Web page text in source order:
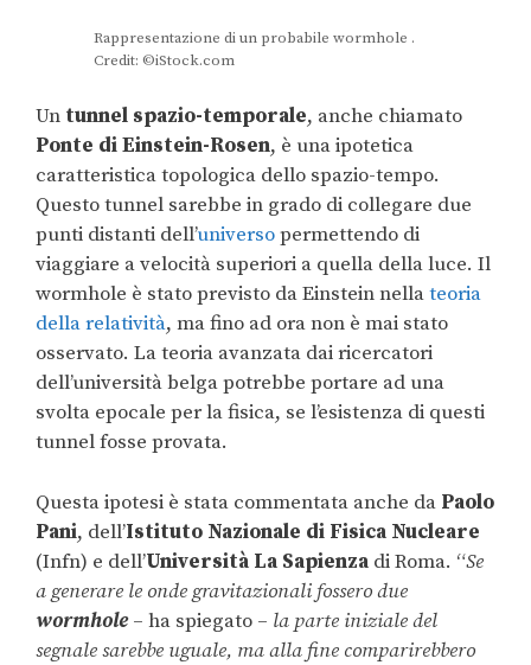
Rappresentazione di un probabile wormhole .
Credit: ©iStock.com
Un tunnel spazio-temporale, anche chiamato
Ponte di Einstein-Rosen, è una ipotetica
caratteristica topologica dello spazio-tempo.
Questo tunnel sarebbe in grado di collegare due
punti distanti dell’universopermettendo di
viaggiare a velocità superiori a quella della luce. Il
wormhole è stato previsto da Einstein nellateoria
della relatività, ma fino ad ora non è mai stato
osservato. La teoria avanzata dai ricercatori
dell’università belga potrebbe portare ad una
svolta epocale per la fisica, se l’esistenza di questi
tunnel fosse provata.
Questa ipotesi è stata commentata anche da Paolo
Pani, dell’Istituto Nazionale di Fisica Nucleare
(Infn) e dell’Università La Sapienza di Roma. “Se
a generare le onde gravitazionali fossero due
wormhole– ha spiegato – la parte iniziale del
segnale sarebbe uguale, ma alla fine comparirebbero